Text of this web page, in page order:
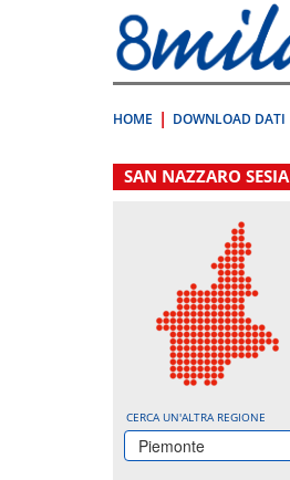
direttamente
a:
Contenuto
HOME DOWNLOAD DATI
.
SAN NAZZARO SESIA
CERCA UN'ALTRA REGIONE
Piemonte